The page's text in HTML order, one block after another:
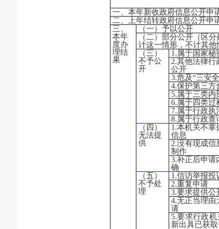
一、本年新收政府信息公开申
二、上年结转政府信息公开申
三、
本年
度办
理结
果
（一）予以公开
（二）部分公开（区
计这一情形，不计其他
（三）
不予公
开
1.属于国家秘
2.其他法律行
公开
3.危及“三安
4.保护第三方
5.属于三类内
6.属于四类过
7.属于行政执
8.属于行政查
（四）
无法提
供
1.本机关不掌
信息
2.没有现成信
制作
3.补正后申请
确
（五）
不予处
理
1.信访举报投
2.重复申请
3.要求提供公
4.无正当理由
请
5.要求行政
新出具已获